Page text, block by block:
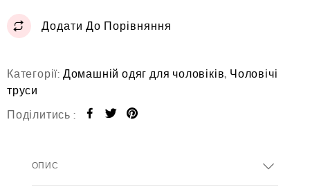
Додати До Порівняння
Категорії: Домашній одяг для чоловіків, Чоловічі
труси
Поділитись :
ОПИС